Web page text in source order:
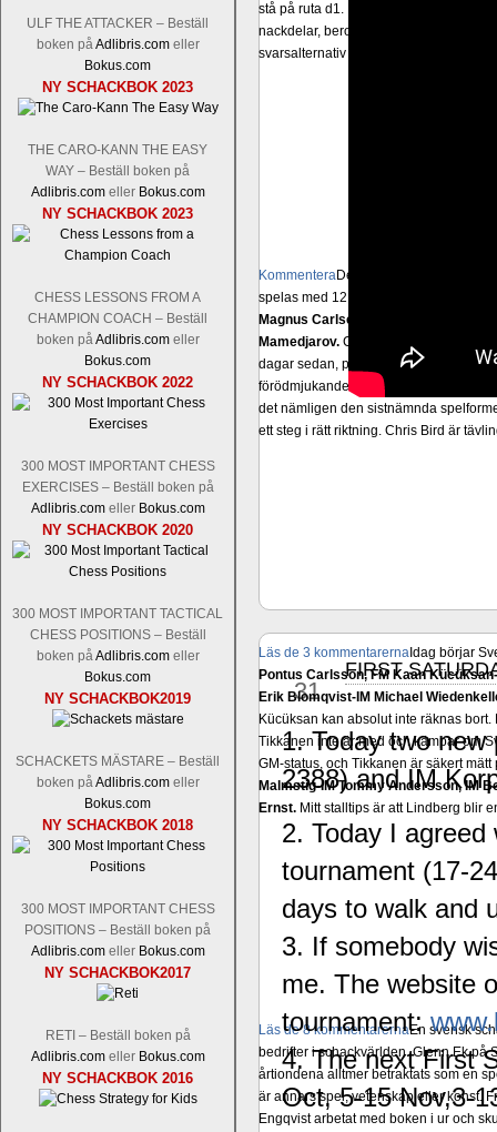
ULF THE ATTACKER – Beställ
boken påAdlibris.comeller
Bokus.com
NY SCHACKBOK 2023
THE CARO-KANN THE EASY
WAY – Beställ boken på
Adlibris.comeller Bokus.com
NY SCHACKBOK 2023
CHESS LESSONS FROM A
CHAMPION COACH – Beställ
boken påAdlibris.comeller
Bokus.com
NY SCHACKBOK 2022
300 MOST IMPORTANT CHESS
EXERCISES – Beställ boken på
Adlibris.comeller Bokus.com
NY SCHACKBOK 2020
300 MOST IMPORTANT TACTICAL
CHESS POSITIONS – Beställ
boken påAdlibris.comeller
Bokus.com
NY SCHACKBOK2019
SCHACKETS MÄSTARE – Beställ
boken påAdlibris.comeller
Bokus.com
NY SCHACKBOK 2018
300 MOST IMPORTANT CHESS
POSITIONS – Beställ boken på
Adlibris.comeller Bokus.com
NY SCHACKBOK2017
RETI – Beställ boken på
Adlibris.comeller Bokus.com
NY SCHACKBOK 2016
stå på ruta d1. Det förstnämnda
nackdelar, beroende på hur man ser
svarsalternativ 1 eller 2 i högerspalten
KommenteraDen sjunde upplagan av
spelas med 12 deltagare istället för
Magnus Carlsen-Anish Giri, Ian
Mamedjarov. Carlsen är givetvis stor
dagar sedan, på blodigt allvar. Det lär
förödmjukande skriverier i norsk
det nämligen den sistnämnda
ett steg i rätt riktning. Chris Bird är
Läs de 3 kommentarerna Idag börjar
Pontus Carlsson, FM Kaan
Erik Blomqvist-IM Michael
Kücüksan kan absolut inte räknas
Tikkanen inte är med och kämpar om
GM-status, och Tikkanen är säkert
Malmstig-IM Tommy Andersson, IM
Ernst. Mitt stalltips är att Lindberg blir
Läs de 8 kommentarernaEn svensk
bedrifter i schackvärlden. Glenn Ek på
årtiondena alltmer betraktats som en
är annars spel, vetenskap eller konst.
Engqvist arbetat med boken i ur och
aug
31
FIRST
1. Today two
2388) and IM
2. Today I
tournament (17-
days to walk and
3. If somebody
me. The website
tournament:
4. The next First
Oct, 5-15 Nov,3-